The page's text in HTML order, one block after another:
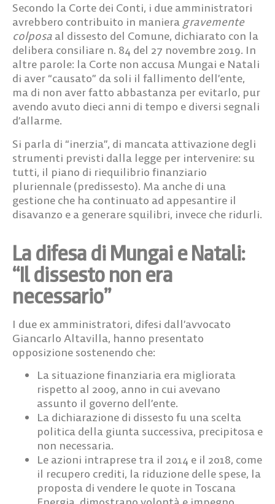
Secondo la Corte dei Conti, i due amministratori
avrebbero contribuito in maniera gravemente
colposa al dissesto del Comune, dichiarato con la
delibera consiliare n. 84 del 27 novembre 2019. In
altre parole: la Corte non accusa Mungai e Natali
di aver “causato” da soli il fallimento dell’ente,
ma di non aver fatto abbastanza per evitarlo, pur
avendo avuto dieci anni di tempo e diversi segnali
d’allarme.
Si parla di “inerzia”, di mancata attivazione degli
strumenti previsti dalla legge per intervenire: su
tutti, il piano di riequilibrio finanziario
pluriennale (predissesto). Ma anche di una
gestione che ha continuato ad appesantire il
disavanzo e a generare squilibri, invece che ridurli.
La difesa di Mungai e Natali:
“Il dissesto non era
necessario”
I due ex amministratori, difesi dall’avvocato
Giancarlo Altavilla, hanno presentato
opposizione sostenendo che:
La situazione finanziaria era migliorata
rispetto al 2009, anno in cui avevano
assunto il governo dell’ente.
La dichiarazione di dissesto fu una scelta
politica della giunta successiva, precipitosa e
non necessaria.
Le azioni intraprese tra il 2014 e il 2018, come
il recupero crediti, la riduzione delle spese, la
proposta di vendere le quote in Toscana